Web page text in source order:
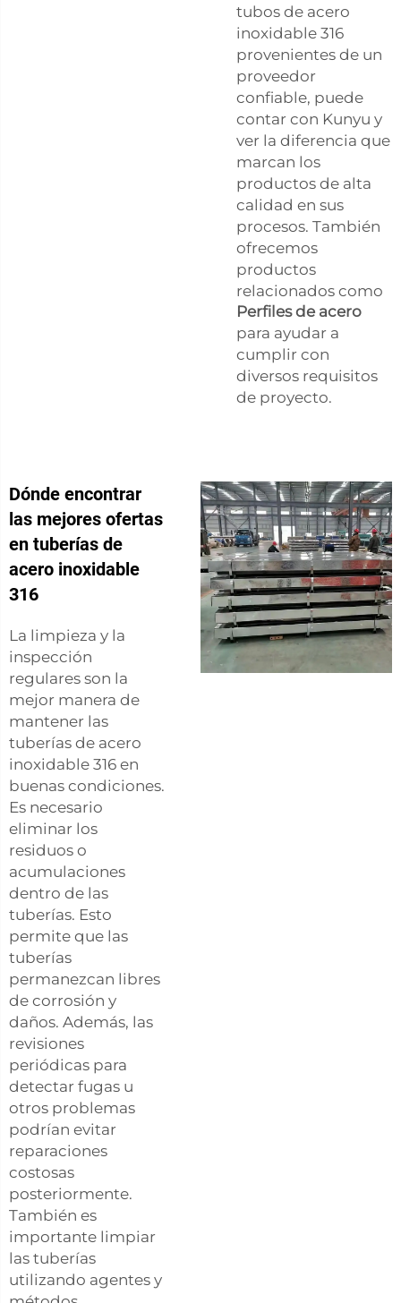
tubos de acero
inoxidable 316
provenientes de un
proveedor
confiable, puede
contar con Kunyu y
ver la diferencia que
marcan los
productos de alta
calidad en sus
procesos. También
ofrecemos
productos
relacionados como
Perfiles de acero
para ayudar a
cumplir con
diversos requisitos
de proyecto.
Dónde encontrar
las mejores ofertas
en tuberías de
acero inoxidable
316
La limpieza y la
inspección
regulares son la
mejor manera de
mantener las
tuberías de acero
inoxidable 316 en
buenas condiciones.
Es necesario
eliminar los
residuos o
acumulaciones
dentro de las
tuberías. Esto
permite que las
tuberías
permanezcan libres
de corrosión y
daños. Además, las
revisiones
periódicas para
detectar fugas u
otros problemas
podrían evitar
reparaciones
costosas
posteriormente.
También es
importante limpiar
las tuberías
utilizando agentes y